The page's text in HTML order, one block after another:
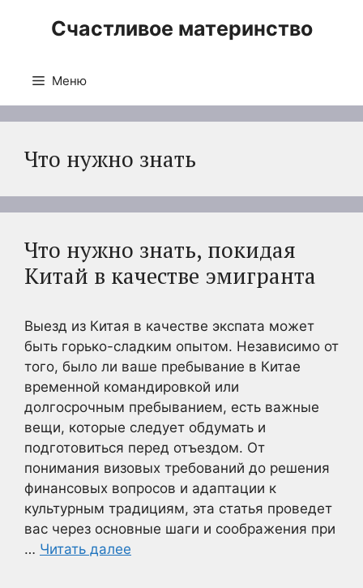
Счастливое материнство
Меню
Что нужно знать
Что нужно знать, покидая
Китай в качестве эмигранта
Выезд из Китая в качестве экспата может
быть горько-сладким опытом. Независимо от
того, было ли ваше пребывание в Китае
временной командировкой или
долгосрочным пребыванием, есть важные
вещи, которые следует обдумать и
подготовиться перед отъездом. От
понимания визовых требований до решения
финансовых вопросов и адаптации к
культурным традициям, эта статья проведет
вас через основные шаги и соображения при
… Читать далее